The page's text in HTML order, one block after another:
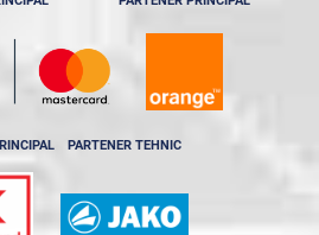
PARTENER TEHNIC